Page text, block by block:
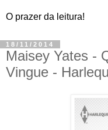
O prazer da leitura!
18/11/2014
Maisey Yates -
Vingue -